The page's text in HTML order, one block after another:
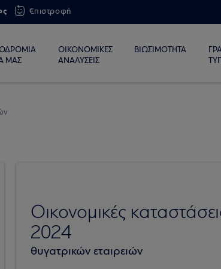
€πιστροφή
ΜΑΣ
ΟΙΚΟΝΟΜΙΚΕΣ
ΑΝΑΛΥΣΕΙΣ
ΒΙΩΣΙΜΟΤΗΤΑ
Οικονομικές
2024
θυγατρικών εταιρειών